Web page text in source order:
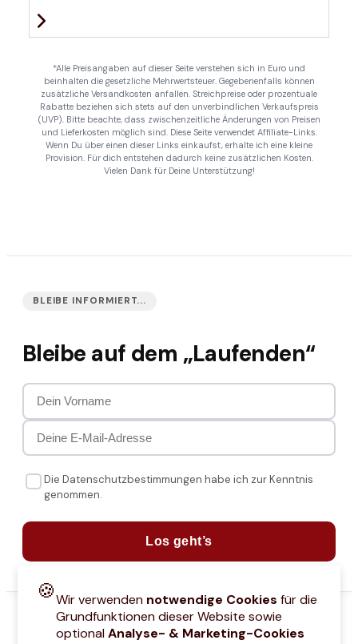
*Alle Preisangaben auf dieser Seite verstehen sich in Euro und
beinhalten die gesetzliche Mehrwertsteuer. Gegebenenfalls können
zusätzliche Versandkosten anfallen. Streichpreise oder prozentuale
Rabatte beziehen sich stets auf den unverbindlichen Verkaufspreis
(UVP). Bitte beachte, dass zwischenzeitliche Änderungen von Preisen
und Lieferkosten möglich sind. Diese Seite verwendet Affiliate-Links.
Wenn Du über einen dieser Links einkaufst, erhalte ich eine kleine
Provision. Für dich entstehen dadurch keine zusätzlichen Kosten.
Vielen Dank für Deine Unterstützung!
BLEIBE INFORMIERT...
Bleibe auf dem „Laufenden“
Die Datenschutzbestimmungen habe ich zur Kenntnis
genommen.
Los geht’s
🍪Wir verwenden notwendige Cookies für die
Grundfunktionen dieser Website sowie
optionalAnalyse- & Marketing-Cookies